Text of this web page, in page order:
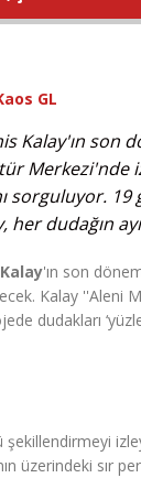
GL
Kalay'ın son
Merkezi'nde
sorguluyor.
her dudağın
'ın son
Kalay ''Aleni
dudakları
şekillendirmeyi
üzerindeki